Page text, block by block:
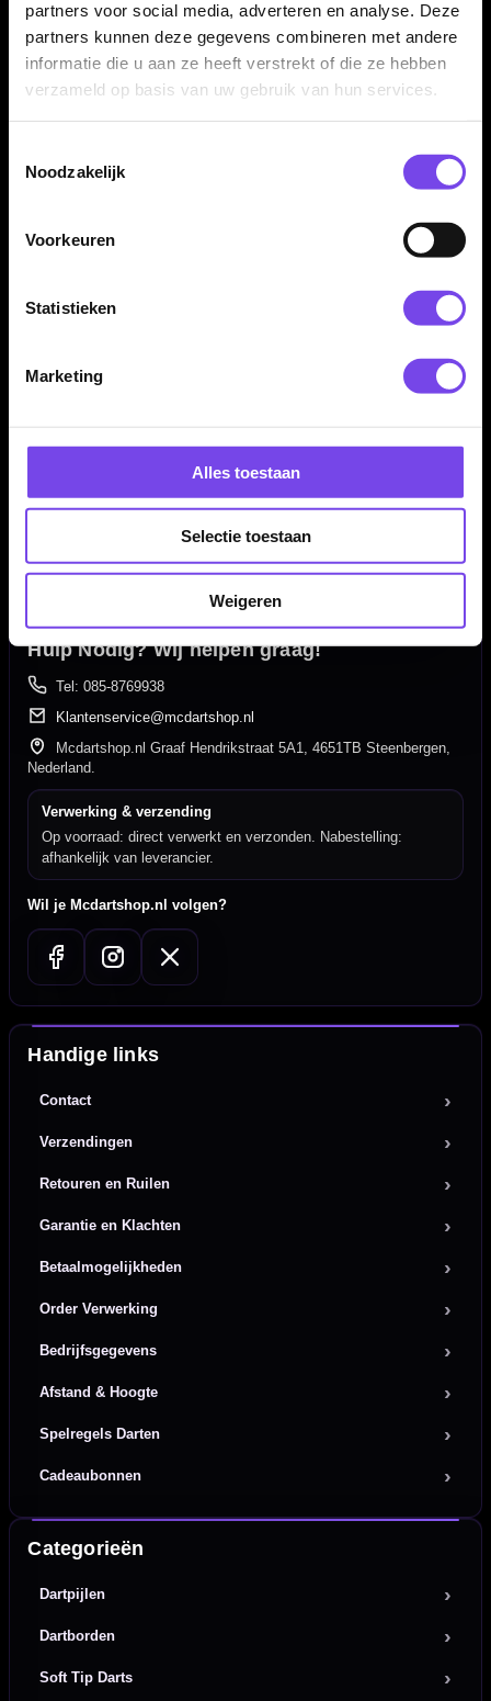
partners voor social media, adverteren en analyse. Deze
partners kunnen deze gegevens combineren met andere
informatie die u aan ze heeft verstrekt of die ze hebben
verzameld op basis van uw gebruik van hun services.
Noodzakelijk
Voorkeuren
Statistieken
Marketing
Alles toestaan
Selectie toestaan
Weigeren
Flight Vorm:
Standaard No.2
Flight Merk:Bull's Germany Darts
Inhoud:Set van 3 flights
Gratis verzending vanaf €40
Hulp Nodig? Wij helpen graag!
Tel: 085-8769938
Klantenservice@mcdartshop.nl
Mcdartshop.nl Graaf Hendrikstraat 5A1, 4651TB Steenbergen,
Nederland.
Verwerking & verzending
Op voorraad: direct verwerkt en verzonden. Nabestelling:
afhankelijk van leverancier.
Wil je Mcdartshop.nl volgen?
Handige links
Contact
Verzendingen
Retouren en Ruilen
Garantie en Klachten
Betaalmogelijkheden
Order Verwerking
Bedrijfsgegevens
Afstand & Hoogte
Spelregels Darten
Cadeaubonnen
Categorieën
Dartpijlen
Dartborden
Soft Tip Darts